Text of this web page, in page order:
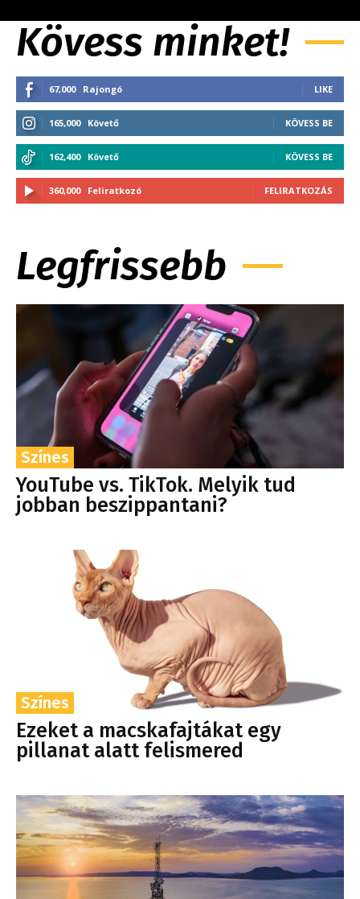
Kövess minket!
67,000 Rajongó LIKE
165,000 Követő KÖVESS BE
162,400 Követő KÖVESS BE
360,000 Feliratkozó FELIRATKOZÁS
Legfrissebb
Színes
YouTube vs. TikTok. Melyik tud
jobban beszippantani?
Színes
Ezeket a macskafajtákat egy
pillanat alatt felismered